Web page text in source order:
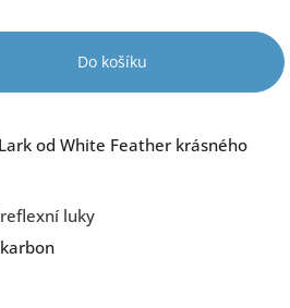
Do košíku
od White Feather krásného
luky